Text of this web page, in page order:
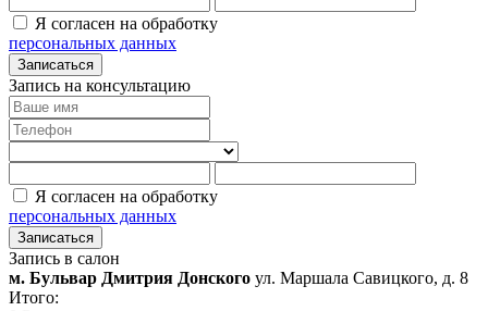
Я согласен на обработку
персональных данных
Записаться
Запись на консультацию
Я согласен на обработку
персональных данных
Записаться
Запись в салон
м. Бульвар Дмитрия Донского ул. Маршала Савицкого, д. 8
Итого: